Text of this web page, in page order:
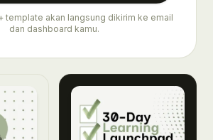
template akan langsung dikirim ke email
dan dashboard kamu.